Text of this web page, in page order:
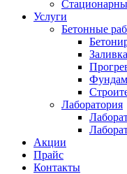
Услуги
Бетонные
Лаборатория
Акции
Прайс
Контакты